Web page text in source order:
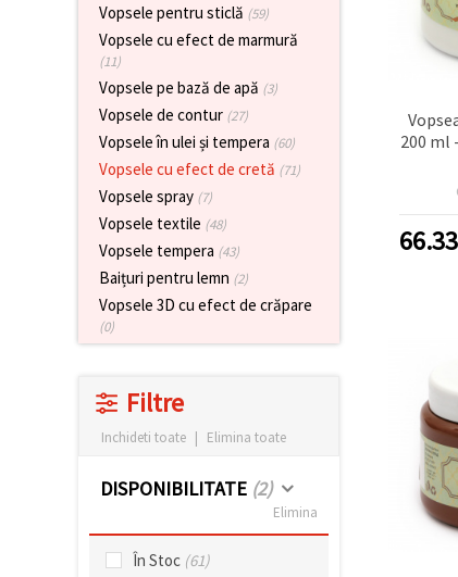
Vopsele pentru sticlă (59)
Vopsele cu efect de marmură
(11)
Vopsele pe bază de apă (3)
Vopsele de contur (27)
Vopsele în ulei și tempera (60)
Vopsele cu efect de cretă (71)
Vopsele spray (7)
Vopsele textile (48)
Vopsele tempera (43)
Baițuri pentru lemn (2)
Vopsele 3D cu efect de crăpare
(0)
Filtre
Inchideti toate | Elimina toate
DISPONIBILITATE (2)
Elimina
În Stoc (61)
200 ml
66.33